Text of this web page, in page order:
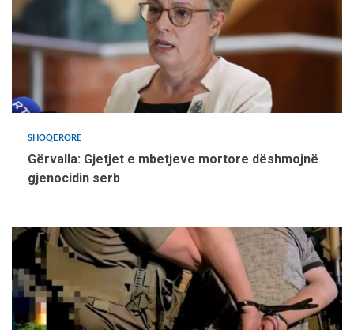
SHOQËRORE
Gërvalla: Gjetjet e mbetjeve mortore dëshmojnë
gjenocidin serb